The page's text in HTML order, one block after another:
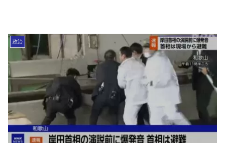
政治